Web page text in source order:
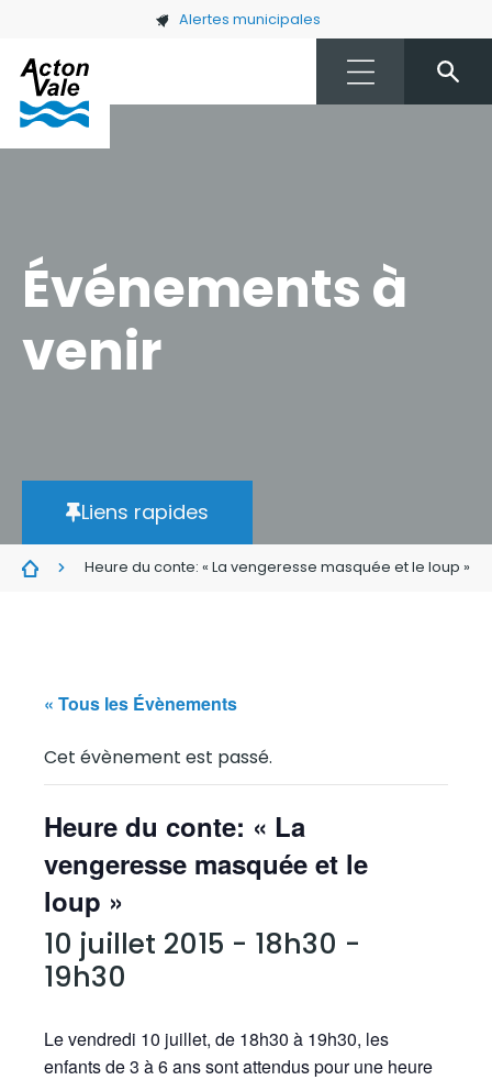
Skip to main content Alertes municipales
Événements à
venir
Liens rapides
Heure du conte: « La vengeresse masquée et le loup »
« Tous les Évènements
Cet évènement est passé.
Heure du conte: « La
vengeresse masquée et le
loup »
10 juillet 2015 - 18h30 -
19h30
Le vendredi 10 juillet, de 18h30 à 19h30, les
enfants de 3 à 6 ans sont attendus pour une heure